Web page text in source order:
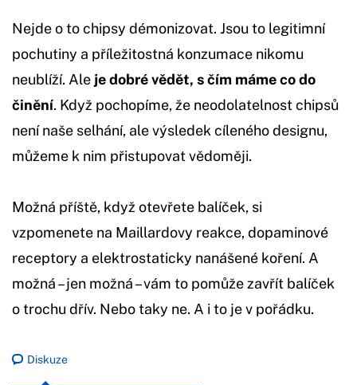
Nejde o to chipsy démonizovat. Jsou to legitimní
pochutiny a příležitostná konzumace nikomu
neublíží. Ale je dobré vědět, s čím máme co do
činění. Když pochopíme, že neodolatelnost chipsů
není naše selhání, ale výsledek cíleného designu,
můžeme k nim přistupovat vědoměji.
Možná příště, když otevřete balíček, si
vzpomenete na Maillardovy reakce, dopaminové
receptory a elektrostaticky nanášené koření. A
možná – jen možná – vám to pomůže zavřít balíček
o trochu dřív. Nebo taky ne. A i to je v pořádku.
Diskuze